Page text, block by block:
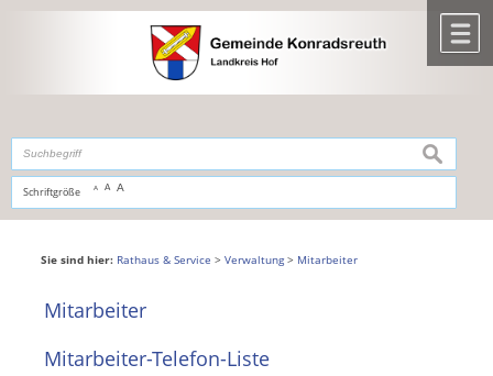
,zur Navigationoderzur Startseitespringen.
Schriftgröße A A A
suchen
Sie sind hier: Rathaus & Service > Verwaltung> Mitarbeiter
Mitarbeiter
Mitarbeiter-Telefon-Liste